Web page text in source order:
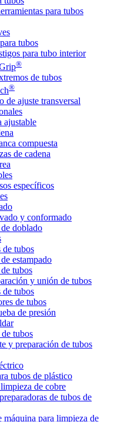
para tubos
tubos
para tubo interior
®
de tubos
®
de ajuste transversal
ajustable
compuesta
de cadena
específicos
y conformado
doblado
de tubos
estampado
tubos
y unión de tubos
de tubos
de tubos
de presión
tubos
y preparación de tubos
tubos de plástico
de cobre
de tubos de
máquina para limpieza de